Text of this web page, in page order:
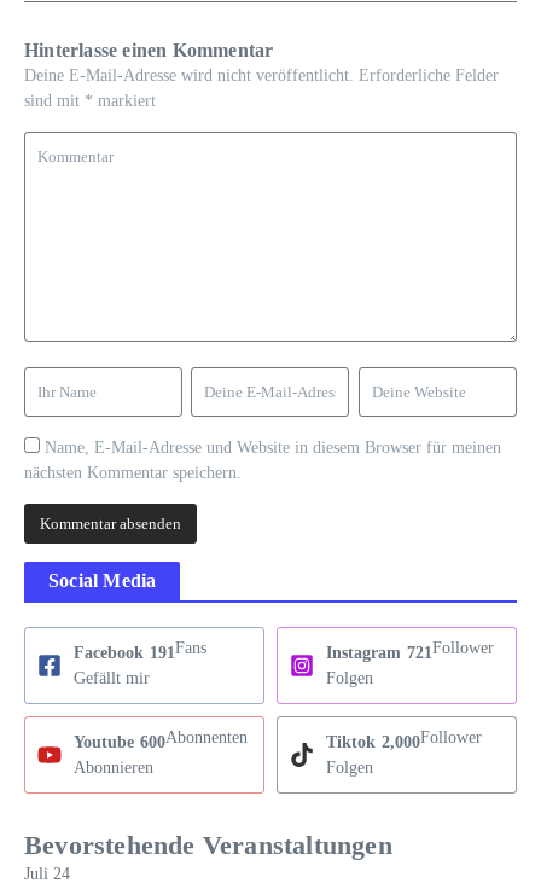
Hinterlasse einen Kommentar
Deine E-Mail-Adresse wird nicht veröffentlicht. Erforderliche Felder
sind mit * markiert
Name, E-Mail-Adresse und Website in diesem Browser für meinen
nächsten Kommentar speichern.
Social Media
Facebook 191Fans
Gefällt mir
Instagram 721Follower
Folgen
Youtube 600Abonnenten
Abonnieren
Tiktok 2,000Follower
Folgen
Bevorstehende Veranstaltungen
Juli 24